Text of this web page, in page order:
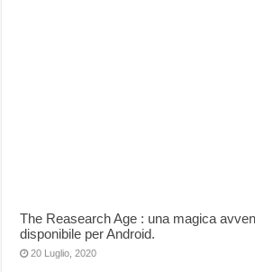
The Reasearch Age : una magica
disponibile per Android.
20 Luglio, 2020